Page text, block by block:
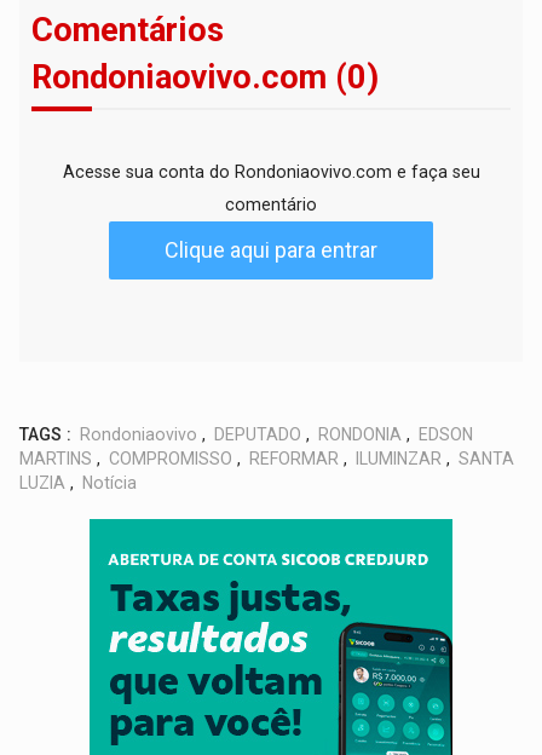
Comentários
Rondoniaovivo.com (0)
Acesse sua conta do Rondoniaovivo.com e faça seu
comentário
Clique aqui para entrar
TAGS : Rondoniaovivo , DEPUTADO , RONDONIA ,
EDSON
MARTINS , COMPROMISSO , REFORMAR , ILUMINZAR , SANTA
LUZIA , Notícia